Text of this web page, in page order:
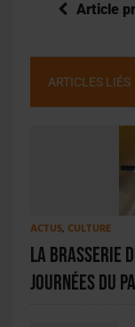
Article
ARTICLES LIÉS
ACTUS, CULTURE
La brasserie
Journées du